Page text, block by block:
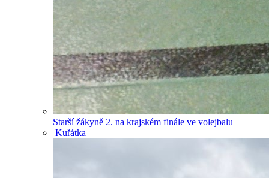
Starší žákyně 2. na krajském finále ve volejbalu
Kuřátka